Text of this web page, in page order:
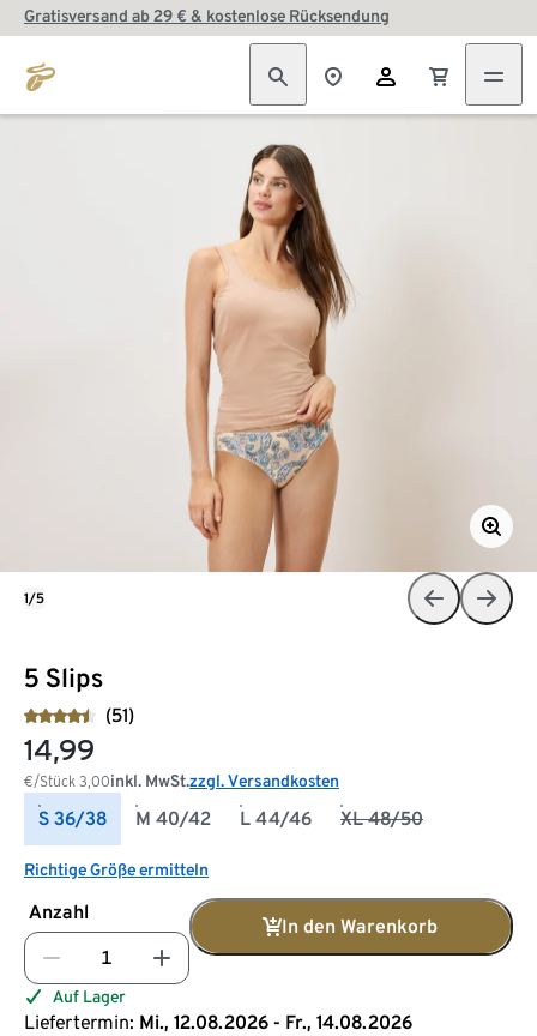
Gratisversand ab 29 € & kostenlose Rücksendung
5 Slips
(51)
14,99
€/Stück 3,00inkl. MwSt.zzgl. Versandkosten
S 36/38 M 40/42 L 44/46 XL 48/50
Richtige Größe ermitteln
Anzahl
In den Warenkorb
Auf Lager
Liefertermin: Mi., 12.08.2026 - Fr., 14.08.2026
1/5